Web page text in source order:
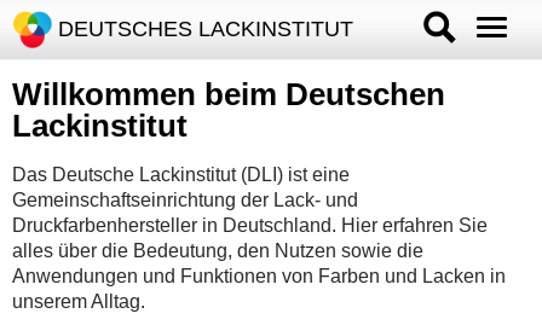
DEUTSCHES LACKINSTITUT
Willkommen beim Deutschen
Lackinstitut
Das Deutsche Lackinstitut (DLI) ist eine
Gemeinschaftseinrichtung der Lack- und
Druckfarbenhersteller in Deutschland. Hier erfahren Sie
alles über die Bedeutung, den Nutzen sowie die
Anwendungen und Funktionen von Farben und Lacken in
unserem Alltag.